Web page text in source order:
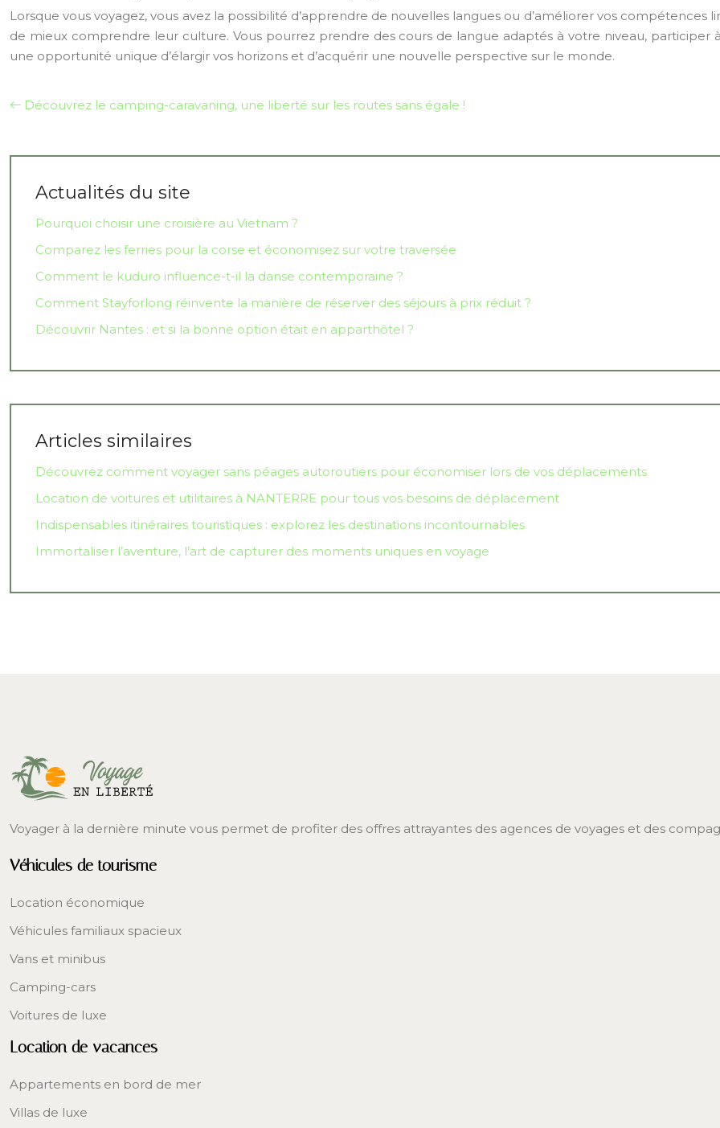
Lorsque vous voyagez, vous avez la possibilité d’apprendre de nouvelles langues ou d’améliorer vos
de mieux comprendre leur culture. Vous pourrez prendre des cours de langue adaptés à votre niveau,
une opportunité unique d’élargir vos horizons et d’acquérir une nouvelle perspective sur le monde.
Découvrez le camping-caravaning, une liberté sur les routes sans égale !
Actualités du site
Pourquoi choisir une croisière au Vietnam ?
Comparez les ferries pour la corse et économisez sur votre traversée
Comment le kuduro influence-t-il la danse contemporaine ?
Comment Stayforlong réinvente la manière de réserver des séjours à prix réduit ?
Découvrir Nantes : et si la bonne option était en apparthôtel ?
Articles similaires
Découvrez comment voyager sans péages autoroutiers pour économiser lors de vos déplacements
Location de voitures et utilitaires à NANTERRE pour tous vos besoins de déplacement
Indispensables itinéraires touristiques : explorez les destinations incontournables
Immortaliser l’aventure, l’art de capturer des moments uniques en voyage
Voyager à la dernière minute vous permet de profiter des offres attrayantes des agences de voyages et des
Véhicules de tourisme
Location économique
Véhicules familiaux spacieux
Vans et minibus
Camping-cars
Voitures de luxe
Location de vacances
Appartements en bord de mer
Villas de luxe